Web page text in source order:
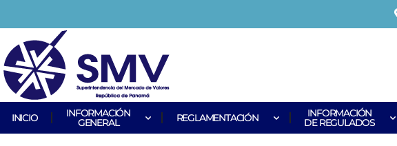
INICIO
INFORMACIÓN
GENERAL
REGLAMENTACIÓN
INFORMACIÓN
DE REGULADOS